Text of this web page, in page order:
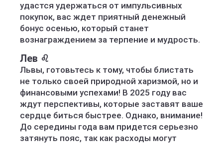
удастся удержаться от импульсивных
покупок, вас ждет приятный денежный
бонус осенью, который станет
вознаграждением за терпение и мудрость.
Лев ♌️
Львы, готовьтесь к тому, чтобы блистать
не только своей природной харизмой, но и
финансовыми успехами! В 2025 году вас
ждут перспективы, которые заставят ваше
сердце биться быстрее. Однако, внимание!
До середины года вам придется серьезно
затянуть пояс, так как расходы могут